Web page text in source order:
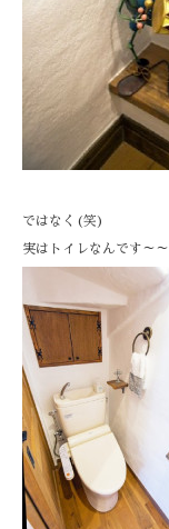
ではなく(笑)
実はトイレなんです～～